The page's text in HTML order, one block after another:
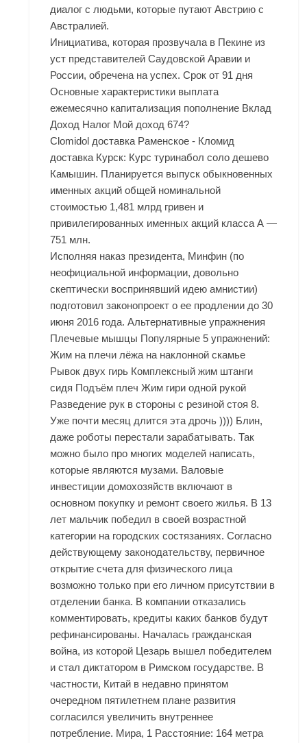
диалог с людьми, которые путают Австрию с
Австралией.
Инициатива, которая прозвучала в Пекине из
уст представителей Саудовской Аравии и
России, обречена на успех. Срок от 91 дня
Основные характеристики выплата
ежемесячно капитализация пополнение Вклад
Доход Налог Мой доход 674?
Clomidol доставка Раменское - Кломид
доставка Курск: Курс туринабол соло дешево
Камышин. Планируется выпуск обыкновенных
именных акций общей номинальной
стоимостью 1,481 млрд гривен и
привилегированных именных акций класса А —
751 млн.
Исполняя наказ президента, Минфин (по
неофициальной информации, довольно
скептически воспринявший идею амнистии)
подготовил законопроект о ее продлении до 30
июня 2016 года. Альтернативные упражнения
Плечевые мышцы Популярные 5 упражнений:
Жим на плечи лёжа на наклонной скамье
Рывок двух гирь Комплексный жим штанги
сидя Подъём плеч Жим гири одной рукой
Разведение рук в стороны с резиной стоя 8.
Уже почти месяц длится эта дрочь )))) Блин,
даже роботы перестали зарабатывать. Так
можно было про многих моделей написать,
которые являются музами. Валовые
инвестиции домохозяйств включают в
основном покупку и ремонт своего жилья. В 13
лет мальчик победил в своей возрастной
категории на городских состязаниях. Согласно
действующему законодательству, первичное
открытие счета для физического лица
возможно только при его личном присутствии в
отделении банка. В компании отказались
комментировать, кредиты каких банков будут
рефинансированы. Началась гражданская
война, из которой Цезарь вышел победителем
и стал диктатором в Римском государстве. В
частности, Китай в недавно принятом
очередном пятилетнем плане развития
согласился увеличить внутреннее
потребление. Мира, 1 Расстояние: 164 метра